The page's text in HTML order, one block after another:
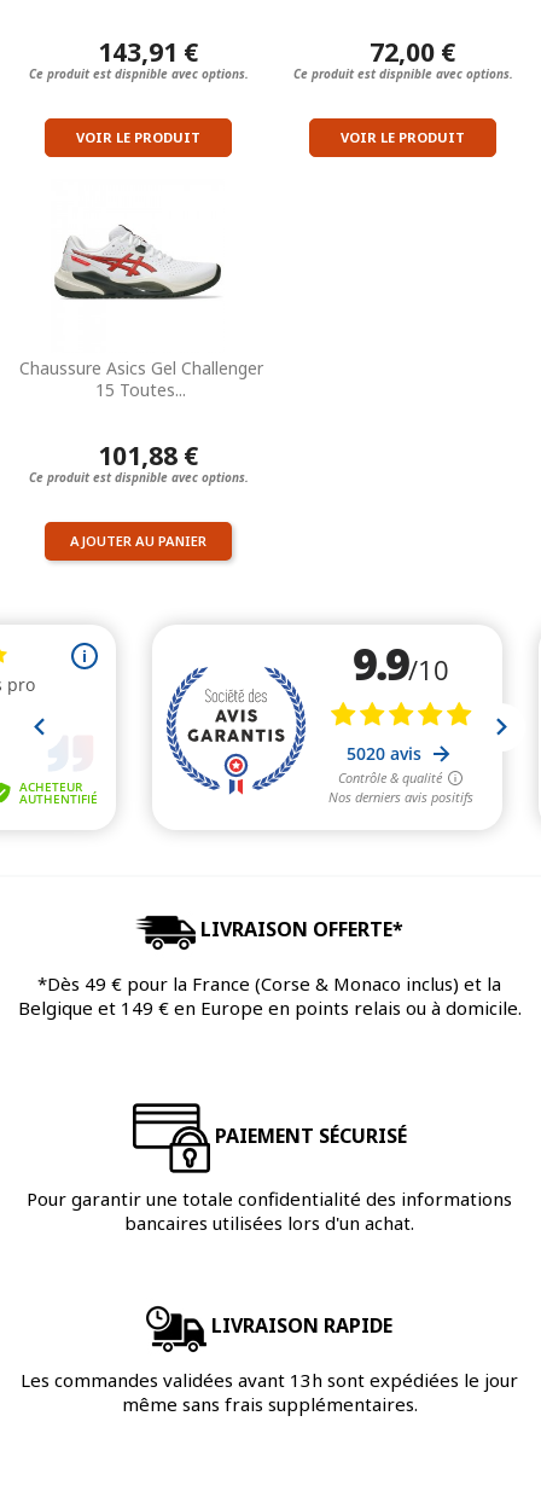
143,91 €
Ce produit est dispnible avec options.
VOIR LE PRODUIT
72,00 €
Ce produit est dispnible avec options.
VOIR LE PRODUIT
Chaussure Asics Gel Challenger
15 Toutes...
101,88 €
Ce produit est dispnible avec options.
AJOUTER AU PANIER
LIVRAISON OFFERTE*
*Dès 49 € pour la France (Corse & Monaco inclus) et la
Belgique et 149 € en Europe en points relais ou à domicile.
PAIEMENT SÉCURISÉ
Pour garantir une totale confidentialité des informations
bancaires utilisées lors d'un achat.
LIVRAISON RAPIDE
Les commandes validées avant 13h sont expédiées le jour
même sans frais supplémentaires.